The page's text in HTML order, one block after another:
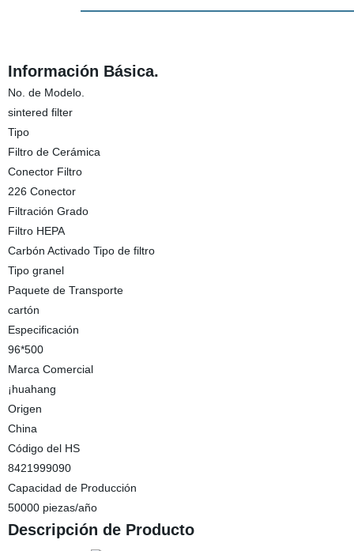
Información Básica.
No. de Modelo.
sintered filter
Tipo
Filtro de Cerámica
Conector Filtro
226 Conector
Filtración Grado
Filtro HEPA
Carbón Activado Tipo de filtro
Tipo granel
Paquete de Transporte
cartón
Especificación
96*500
Marca Comercial
¡huahang
Origen
China
Código del HS
8421999090
Capacidad de Producción
50000 piezas/año
Descripción de Producto